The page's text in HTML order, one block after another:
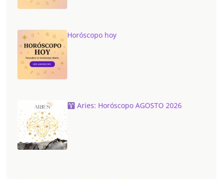
Horóscopo hoy
Aries: Horóscopo AGOSTO 2026